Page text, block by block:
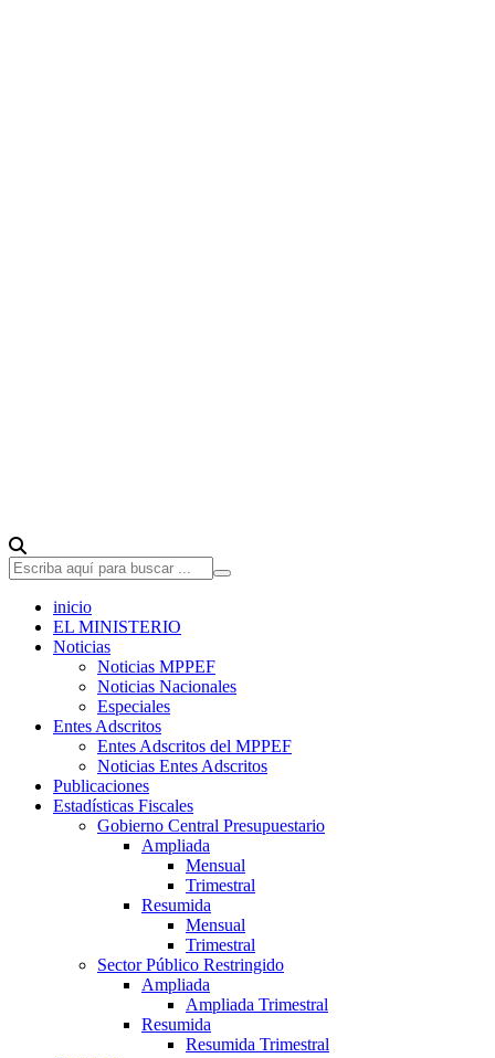
inicio
EL MINISTERIO
Noticias
Noticias MPPEF
Noticias Nacionales
Especiales
Entes Adscritos
Entes Adscritos del MPPEF
Noticias Entes Adscritos
Publicaciones
Estadísticas Fiscales
Gobierno Central Presupuestario
Ampliada
Mensual
Trimestral
Resumida
Mensual
Trimestral
Sector Público Restringido
Ampliada
Ampliada Trimestral
Resumida
Resumida Trimestral